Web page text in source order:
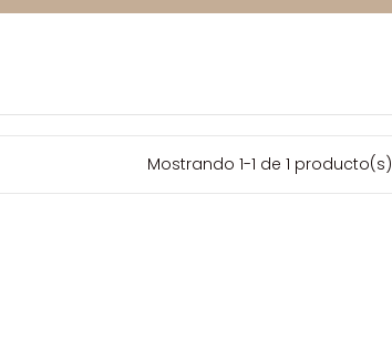
Mostrando 1-1 de 1 producto(s)